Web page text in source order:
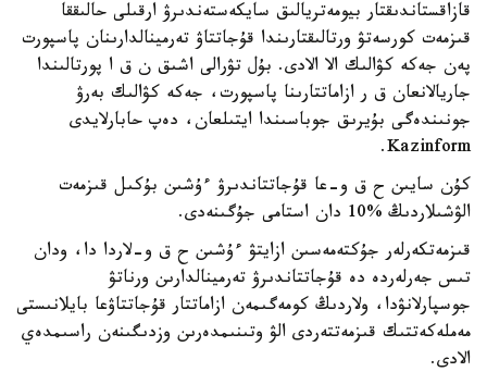
قازاقستاندىقتار بيومەتريالىق سايكەستەندىرۋ ارقىلى حالىققا
قىزمەت كورسەتۋ ورتالىقتارىندا قۇجاتتاۋ تەرمينالدارىنان پاسپورت
پەن جەكە كۋالىك الا الادى. بۇل تۋرالى اشىق ن ق ا پورتالىندا
جاريالانعان ق ر ازاماتتارىنا پاسپورت، جەكە كۋالىك بەرۋ
جونىندەگى بۇيرىق جوباسىندا ايتىلعان، دەپ حابارلايدى
Kazinform.
كۇن سايىن ح ق و-عا قۇجاتتاندىرۋ ءۇشىن بۇكىل قىزمەت
الۋشىلاردىڭ %10 دان استامى جۇگىنەدى.
قىزمەتكەرلەر جۇكتەمەسىن ازايتۋ ءۇشىن ح ق و-لاردا دا، ودان
تىس جەرلەردە دە قۇجاتتاندىرۋ تەرمينالدارىن ورناتۋ
جوسپارلانۋدا، ولاردىڭ كومەگىمەن ازاماتتار قۇجاتتاۋعا بايلانىستى
مەملەكەتتىك قىزمەتتەردى الۋ وتىنىمدەرىن وزدىگىنەن راسىمدەي
الادى.